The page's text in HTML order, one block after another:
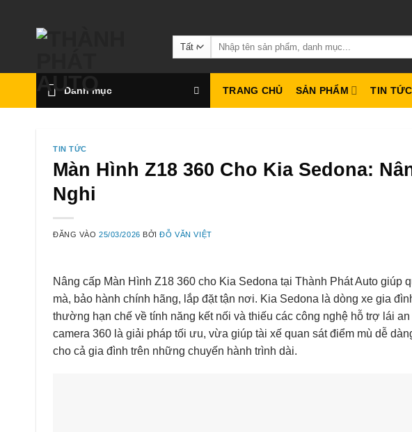
Tìm
kiếm:
Danh mục TRANG CHỦ SẢN PHẨM TIN TỨC
TIN TỨC
Màn Hình Z18 360 Cho Kia Sedona:
Nghi
ĐĂNG VÀO25/03/2026 BỞIĐỖ VĂN VIỆT
Nâng cấp Màn Hình Z18 360 cho Kia Sedona tại Thành Phát Auto
mà, bảo hành chính hãng, lắp đặt tận nơi. Kia Sedona là dòng xe gia
thường hạn chế về tính năng kết nối và thiếu các công nghệ hỗ trợ lái
camera 360 là giải pháp tối ưu, vừa giúp tài xế quan sát điểm mù dễ
cho cả gia đình trên những chuyến hành trình dài.